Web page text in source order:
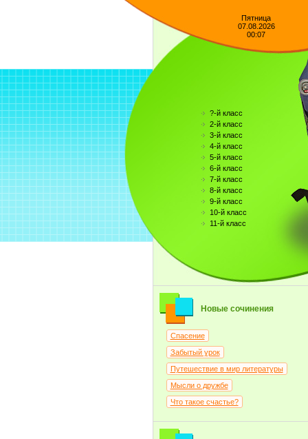
Пятница
07.08.2026
00:07
?-й класс
2-й класс
3-й класс
4-й класс
5-й класс
6-й класс
7-й класс
8-й класс
9-й класс
10-й класс
11-й класс
Новые сочинения
Спасение
Забытый урок
Путешествие в мир литературы
Мысли о дружбе
Что такое счастье?